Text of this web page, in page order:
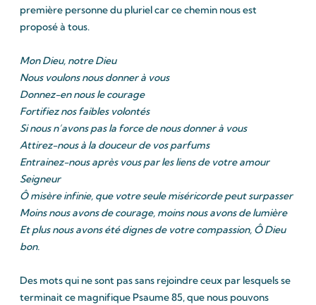
première personne du pluriel car ce chemin nous est
proposé à tous.
Mon Dieu, notre Dieu
Nous voulons nous donner à vous
Donnez-en nous le courage
Fortifiez nos faibles volontés
Si nous n’avons pas la force de nous donner à vous
Attirez-nous à la douceur de vos parfums
Entrainez-nous après vous par les liens de votre amour
Seigneur
Ô misère infinie, que votre seule miséricorde peut surpasser
Moins nous avons de courage, moins nous avons de lumière
Et plus nous avons été dignes de votre compassion, Ô Dieu
bon.
Des mots qui ne sont pas sans rejoindre ceux par lesquels se
terminait ce magnifique Psaume 85, que nous pouvons